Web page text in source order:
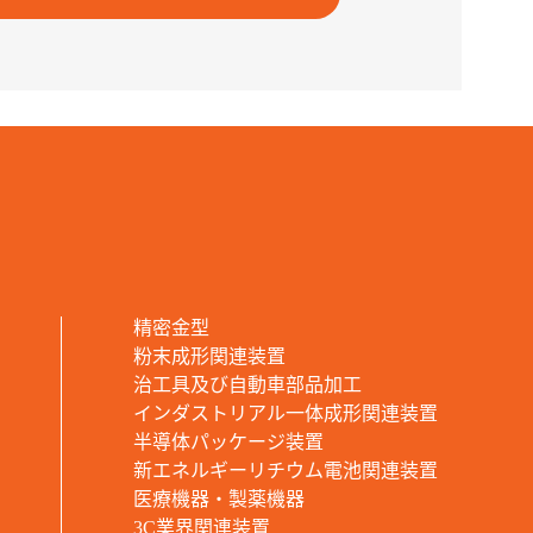
精密金型
粉末成形関連装置
治工具及び自動車部品加工
インダストリアル一体成形関連装置
半導体パッケージ装置
新エネルギーリチウム電池関連装置
医療機器・製薬機器
3C業界関連装置